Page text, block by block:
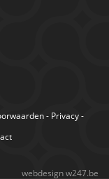
- Privacy-
webdesign w247.be